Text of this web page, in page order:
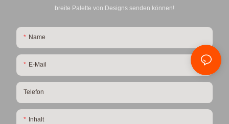
breite Palette von Designs senden können!
Name
E-Mail
Telefon
Inhalt